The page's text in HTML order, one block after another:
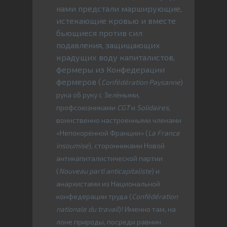
нами предстали марширующие,
истекающие кровью и вместе
бьющиеся против сил
подавления, защищающих
крадущих воду капиталистов,
фермеры из Конфедерации
фермеров (Confédération Paysanne)
рука об руку с Зелёными,
профсоюзниками CGTи Solidaires,
воинственно настроенными членами
«Непокорённой Франции» (La France
insoumise), сторонниками Новой
антикапиталистической партии
(Nouveau parti anticapitaliste) и
анархистами из Национальной
конфедерации труда (Confédération
nationale du travail)! Именно там, на
лоне природы, посреди равнин